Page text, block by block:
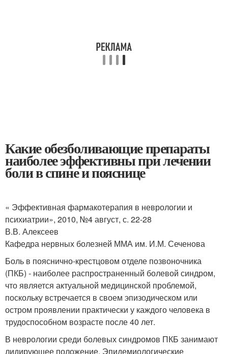
Какие обезболивающие препараты
наиболее эффективны при лечении
боли в спине и пояснице
« Эффективная фармакотерапия в неврологии и
психиатрии», 2010, №4 август, с. 22-28
В.В. Алексеев
Кафедра нервных болезней ММА им. И.М. Сеченова
Боль в пояснично-крестцовом отделе позвоночника
(ПКБ) - наиболее распространенный болевой синдром,
что является актуальной медицинской проблемой,
поскольку встречается в своем эпизодическом или
остром проявлении практически у каждого человека в
трудоспособном возрасте после 40 лет.
В неврологии среди болевых синдромов ПКБ занимают
лидирующее положение. Эпидемиологические